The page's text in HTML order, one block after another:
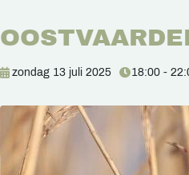
zondag 13 juli 2025 18:00 -